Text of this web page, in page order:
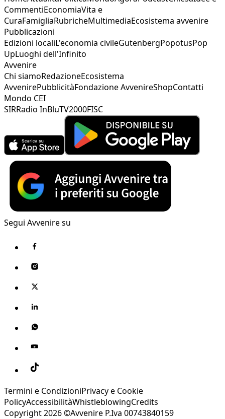
CommentiEconomiaVita e
CuraFamigliaRubricheMultimediaEcosistema avvenire
Pubblicazioni
Edizioni localiL'economia civileGutenbergPopotusPop
UpLuoghi dell'Infinito
Avvenire
Chi siamoRedazioneEcosistema
AvvenirePubblicitàFondazione AvvenireShopContatti
Mondo CEI
SIRRadio InBluTV2000FISC
Segui Avvenire su
Termini e CondizioniPrivacy e Cookie
PolicyAccessibilitàWhistleblowingCredits
Copyright 2026 ©Avvenire P.Iva 00743840159